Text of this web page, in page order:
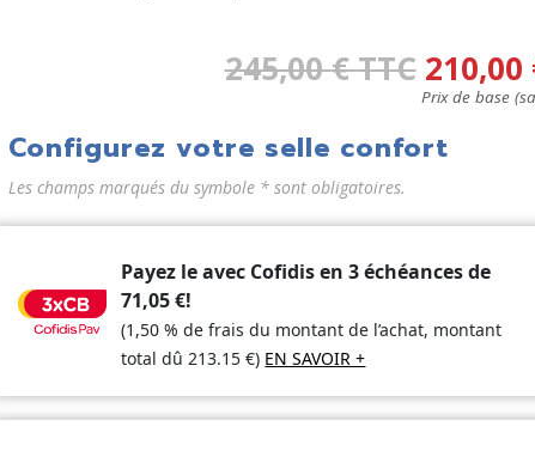
245,00€TTC 210,00
Prix de base
Configurez votre selle confort
Les champs marqués du symbole * sont obligatoires.
Payez le avec Cofidis en 3 échéances de
71,05€!
(1,50 % de frais du montant de l’achat, montant
total dû213.15€) EN SAVOIR +